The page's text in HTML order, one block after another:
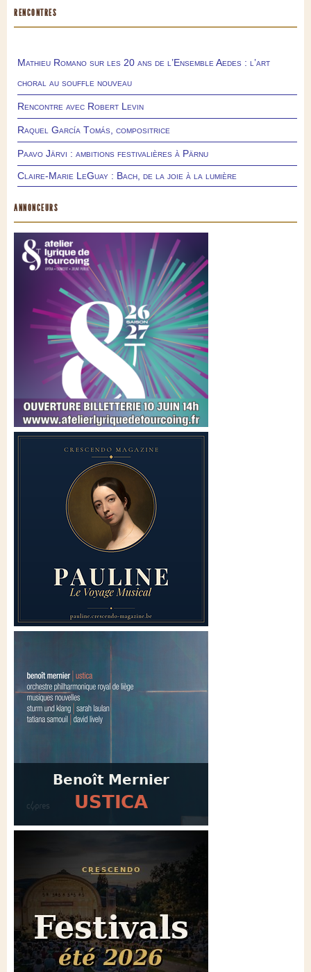
RENCONTRES
Mathieu Romano sur les 20 ans de l’Ensemble Aedes : l’art
choral au souffle nouveau
Rencontre avec Robert Levin
Raquel García Tomás, compositrice
Paavo Järvi : ambitions festivalières à Pärnu
Claire-Marie LeGuay : Bach, de la joie à la lumière
ANNONCEURS